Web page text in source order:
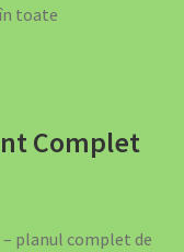
toate
Complet
– planul complet de